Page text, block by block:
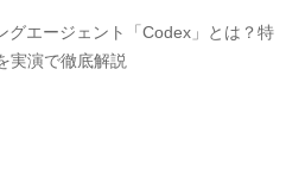
グエージェント「Codex」とは？特
実演で徹底解説